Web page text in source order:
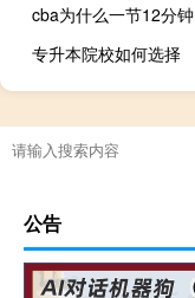
cba为什么一节12分钟
专升本院校如何选择
公告